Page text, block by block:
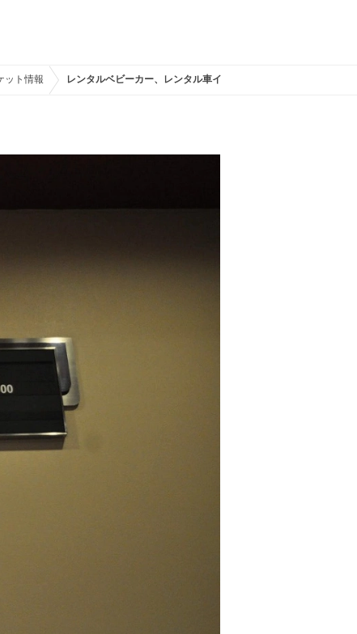
ット情報 レンタルベビーカー、レンタル車イスの値段表／USJ